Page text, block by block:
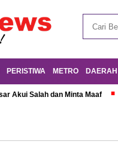
PERISTIWA METRO DAERAH
Akui Salah dan Minta Maaf